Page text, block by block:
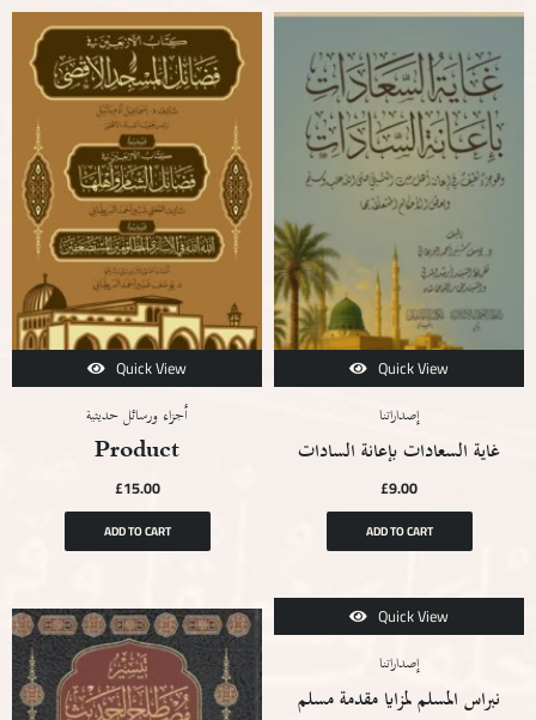
Quick View
أجزاء ورسائل حديثية
Product
£15.00
ADD TO CART
Quick View
إصداراتنا
غاية السعادات بإعانة السادات
£9.00
ADD TO CART
Quick View
إصداراتنا
نبراس المسلم لمزايا مقدمة مسلم